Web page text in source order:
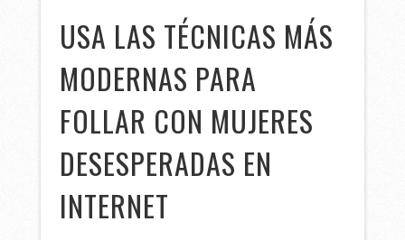
USA LAS TÉCNICAS MÁS
MODERNAS PARA
FOLLAR CON MUJERES
DESESPERADAS EN
INTERNET